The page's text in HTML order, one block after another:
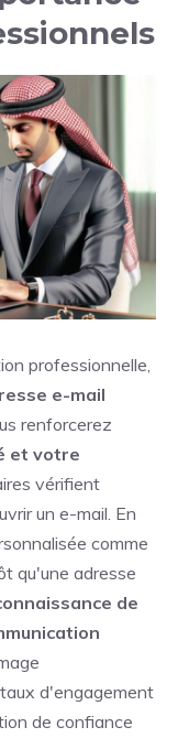
professionnelle,
e-mail
renforcerez
et votre
vérifient
un e-mail. En
comme
qu'une adresse
de
d'engagement
de confiance